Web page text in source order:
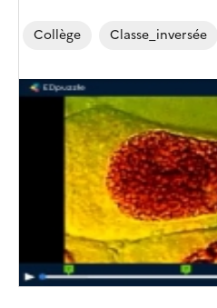
Collège Classe_inversée